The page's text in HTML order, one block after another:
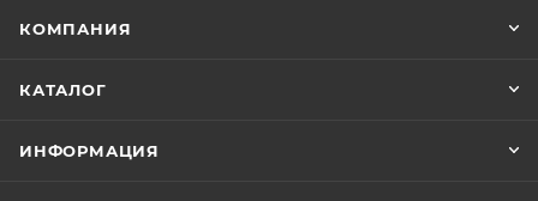
КОМПАНИЯ
КАТАЛОГ
ИНФОРМАЦИЯ